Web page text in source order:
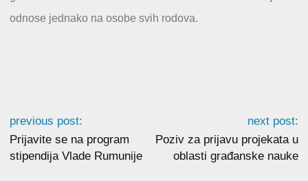
odnose jednako na osobe svih rodova.
previous post:
Prijavite se na program
stipendija Vlade Rumunije
next post:
Poziv za prijavu projekata u
oblasti građanske nauke